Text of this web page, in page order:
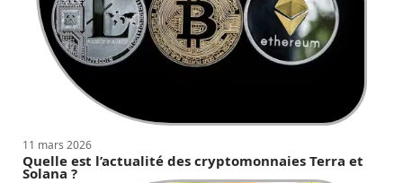
11 mars 2026
Quelle est l’actualité des cryptomonnaies Terra et
Solana ?